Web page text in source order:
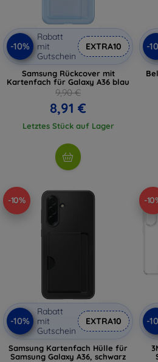
-10%
Rabatt
mit
Gutschein
EXTRA10
Samsung Rückcover mit
Kartenfach für Galaxy A36 blau
9,90 €
8,91 €
Letztes Stück auf Lager
-
-10%
-10%
Rabatt
mit
Gutschein
EXTRA10
Samsung Kartenfach Hülle für
Samsung Galaxy A36, schwarz
-
-